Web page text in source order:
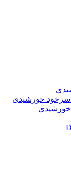
سرخود خورشیدی